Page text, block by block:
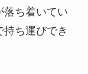
落ち着いてい
ち運びでき